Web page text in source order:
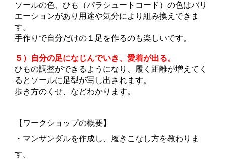
ソールの色、ひも（パラシュートコード）の色はバリ
エーションがあり用途や気分により組み換えできま
す。
手作りで自分だけの１足を作るのも楽しいです。
５）自分の足になじんでいき、愛着が出る。
ひもの調整ができるようになり、履く距離が増えてく
るとソールに足型が写し出されます。
歩き方のくせ、などわかります。
【ワークショップの概要】
・マンサンダルを作成し、履きこなし方を教わりま
す。